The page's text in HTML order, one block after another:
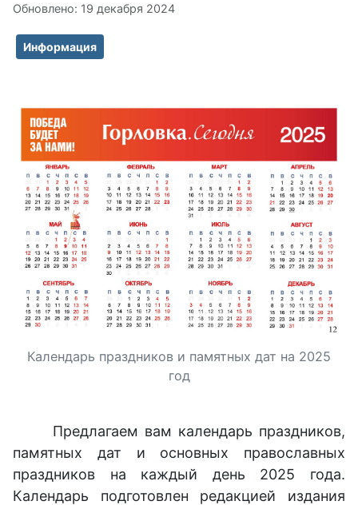
Обновлено: 19 декабря 2024
Информация
Календарь праздников и памятных дат на 2025
год
Предлагаем вам календарь праздников,
памятных дат и основных православных
праздников на каждый день 2025 года.
Календарь подготовлен редакцией издания